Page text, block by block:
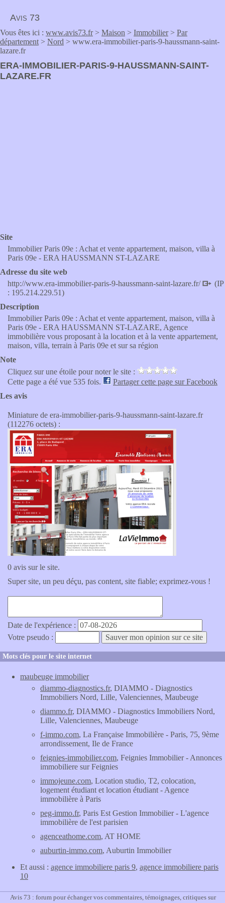
Avis 73
Vous êtes ici : www.avis73.fr> Maison > Immobilier> Par
département > Nord > www.era-immobilier-paris-9-haussmann-saint-
lazare.fr
ERA-IMMOBILIER-PARIS-9-HAUSSMANN-SAINT-
LAZARE.FR
Site
Immobilier Paris 09e : Achat et vente appartement, maison, villa à
Paris 09e - ERA HAUSSMANN ST-LAZARE
Adresse du site web
http://www.era-immobilier-paris-9-haussmann-saint-lazare.fr/
(IP
: 195.214.229.51)
Description
Immobilier Paris 09e : Achat et vente appartement, maison, villa à
Paris 09e - ERA HAUSSMANN ST-LAZARE, Agence
immobilière vous proposant à la location et à la vente appartement,
maison, villa, terrain à Paris 09e et sur sa région
Note
Cliquez sur une étoile pour noter le site :
Cette page a été vue 535 fois.
Partager cette page sur Facebook
Les avis
Miniature de era-immobilier-paris-9-haussmann-saint-lazare.fr
(112276 octets) :
0 avis sur le site.
Super site, un peu déçu, pas content, site fiable; exprimez-vous !
Date de l'expérience :
Votre pseudo :
Mots clés pour le site internet
maubeuge immobilier
diammo-diagnostics.fr, DIAMMO - Diagnostics
Immobiliers Nord, Lille, Valenciennes, Maubeuge
diammo.fr, DIAMMO - Diagnostics Immobiliers Nord,
Lille, Valenciennes, Maubeuge
f-immo.com, La Française Immobilière - Paris, 75, 9ème
arrondissement, Ile de France
feignies-immobilier.com, Feignies Immobilier - Annonces
immobiliere sur Feignies
immojeune.com, Location studio, T2, colocation,
logement étudiant et location étudiant - Agence
immobilière à Paris
peg-immo.fr, Paris Est Gestion Immobilier - L'agence
immobilière de l'est parisien
agenceathome.com, AT HOME
auburtin-immo.com, Auburtin Immobilier
Et aussi : agence immobiliere paris 9, agence immobiliere paris
10
Avis 73 : forum pour échanger vos commentaires, témoignages, critiques sur